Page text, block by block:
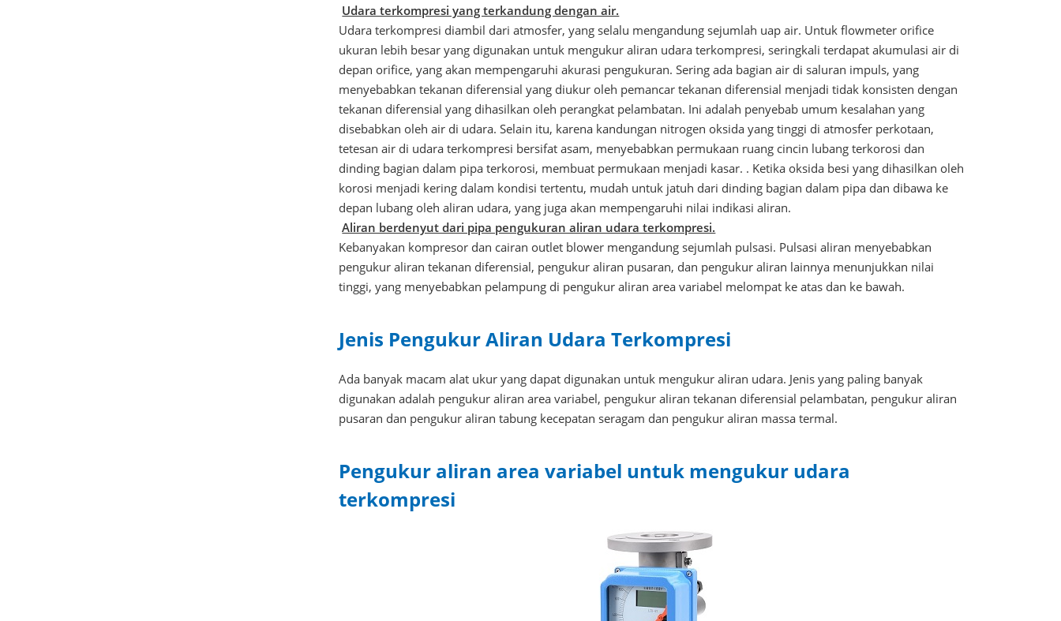
Udara terkompresi yang terkandung dengan air.
Udara terkompresi diambil dari atmosfer, yang selalu mengandung sejumlah uap air. Untuk flowmeter orifice
ukuran lebih besar yang digunakan untuk mengukur aliran udara terkompresi, seringkali terdapat akumulasi air di
depan orifice, yang akan mempengaruhi akurasi pengukuran. Sering ada bagian air di saluran impuls, yang
menyebabkan tekanan diferensial yang diukur oleh pemancar tekanan diferensial menjadi tidak konsisten dengan
tekanan diferensial yang dihasilkan oleh perangkat pelambatan. Ini adalah penyebab umum kesalahan yang
disebabkan oleh air di udara. Selain itu, karena kandungan nitrogen oksida yang tinggi di atmosfer perkotaan,
tetesan air di udara terkompresi bersifat asam, menyebabkan permukaan ruang cincin lubang terkorosi dan
dinding bagian dalam pipa terkorosi, membuat permukaan menjadi kasar. . Ketika oksida besi yang dihasilkan oleh
korosi menjadi kering dalam kondisi tertentu, mudah untuk jatuh dari dinding bagian dalam pipa dan dibawa ke
depan lubang oleh aliran udara, yang juga akan mempengaruhi nilai indikasi aliran.
Aliran berdenyut dari pipa pengukuran aliran udara terkompresi.
Kebanyakan kompresor dan cairan outlet blower mengandung sejumlah pulsasi. Pulsasi aliran menyebabkan
pengukur aliran tekanan diferensial, pengukur aliran pusaran, dan pengukur aliran lainnya menunjukkan nilai
tinggi, yang menyebabkan pelampung di pengukur aliran area variabel melompat ke atas dan ke bawah.
Jenis Pengukur Aliran Udara Terkompresi
Ada banyak macam alat ukur yang dapat digunakan untuk mengukur aliran udara. Jenis yang paling banyak
digunakan adalah pengukur aliran area variabel, pengukur aliran tekanan diferensial pelambatan, pengukur aliran
pusaran dan pengukur aliran tabung kecepatan seragam dan pengukur aliran massa termal.
Pengukur aliran area variabel untuk mengukur udara
terkompresi